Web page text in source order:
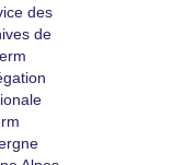
des
de